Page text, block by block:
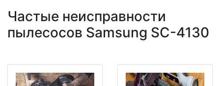
Частые неисправности
пылесосов Samsung SC-4130